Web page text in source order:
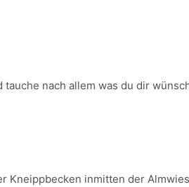
nach allem was du dir
Kneippbecken inmitten der